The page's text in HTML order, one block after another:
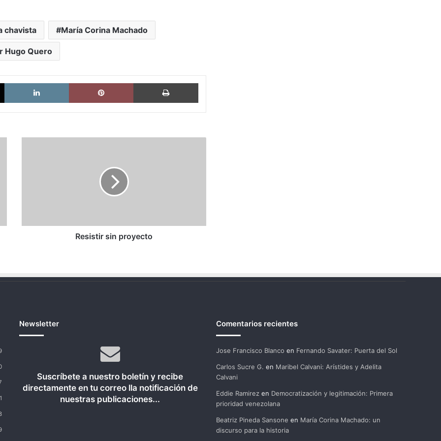
chavista María Corina Machado
Hugo Quero
X LinkedIn Pinterest Imprimir
Resistir sin proyecto
Newsletter
Suscríbete a nuestro boletín y recibe
directamente en tu correo lla notificación de
nuestras publicaciones...
Comentarios recientes
Jose Francisco Blanco en Fernando Savater: Puerta del Sol
Carlos Sucre G. en Maribel Calvani: Arístides y Adelita
Calvani
Eddie Ramirezen Democratización y legitimación: Primera
prioridad venezolana
Beatriz Pineda Sansone en María Corina Machado: un
discurso para la historia